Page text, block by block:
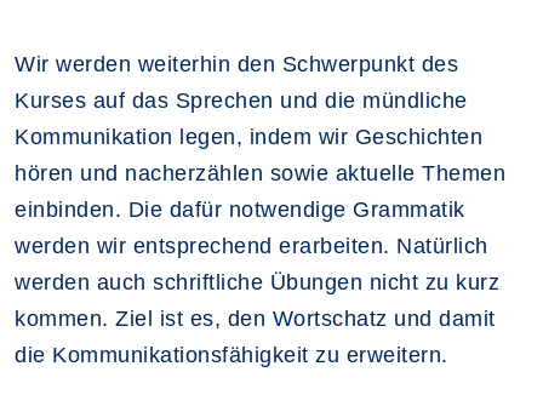
Wir werden weiterhin den Schwerpunkt des
Kurses auf das Sprechen und die mündliche
Kommunikation legen, indem wir Geschichten
hören und nacherzählen sowie aktuelle Themen
einbinden. Die dafür notwendige Grammatik
werden wir entsprechend erarbeiten. Natürlich
werden auch schriftliche Übungen nicht zu kurz
kommen. Ziel ist es, den Wortschatz und damit
die Kommunikationsfähigkeit zu erweitern.